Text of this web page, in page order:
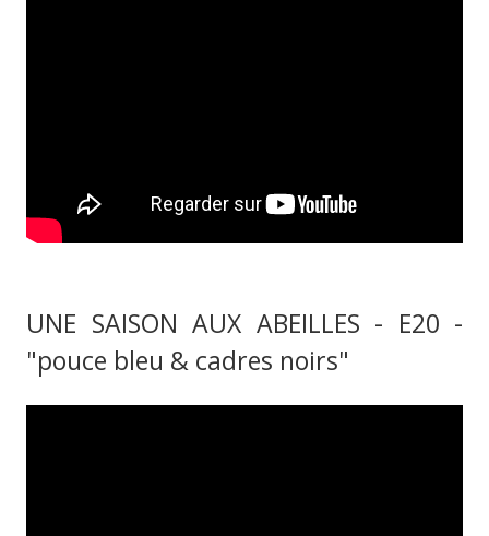
UNE SAISON AUX ABEILLES - E20 -
"pouce bleu & cadres noirs"